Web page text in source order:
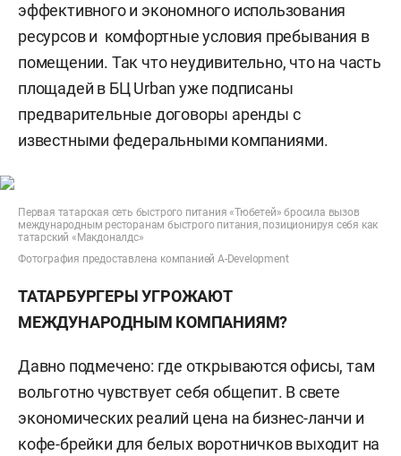
эффективного и экономного использования
ресурсов и комфортные условия пребывания в
помещении. Так что неудивительно, что на часть
площадей в БЦ Urban уже подписаны
предварительные договоры аренды с
известными федеральными компаниями.
Первая татарская сеть быстрого питания «Тюбетей» бросила вызов
международным ресторанам быстрого питания, позиционируя себя как
татарский «Макдоналдс»
Фотография предоставлена компанией A-Development
ТАТАРБУРГЕРЫ УГРОЖАЮТ
МЕЖДУНАРОДНЫМ КОМПАНИЯМ?
Давно подмечено: где открываются офисы, там
вольготно чувствует себя общепит. В свете
экономических реалий цена на бизнес-ланчи и
кофе-брейки для белых воротничков выходит на